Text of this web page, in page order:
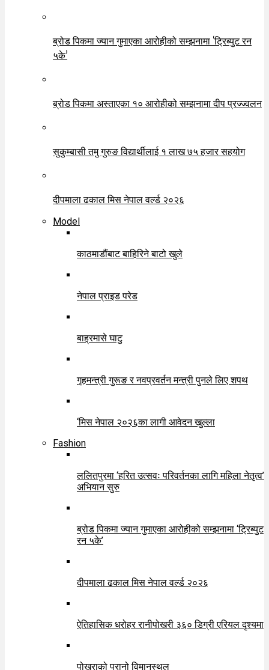
ब्रोड पिकमा ज्यान गुमाएका आरोहीको सम्झनामा ‘ट्रिब्युट रन
५के’
ब्रोड पिकमा अस्ताएका १० आरोहीको सम्झनामा दीप प्रज्ज्वलन
सुकुम्बासी तमु गुरुङ विद्यार्थीलाई १ लाख ७५ हजार सहयोग
दीपमाला ढकाल मिस नेपाल वर्ल्ड २०२६
Model
काठमाडौंबाट बाहिरिने बाटो खुले
नेपाल प्राइड परेड
बाह्रमासे घाटु
गृहमन्त्री गुरूङ र नवप्रवर्तन मन्त्री पुनले लिए शपथ
‘मिस नेपाल २०२६का लागी आवेदन खुल्ला
Fashion
ललितपुरमा ‘हरित उत्सवः परिवर्तनका लागि महिला नेतृत्व’
अभियान सुरु
ब्रोड पिकमा ज्यान गुमाएका आरोहीको सम्झनामा ‘ट्रिब्युट
रन ५के’
दीपमाला ढकाल मिस नेपाल वर्ल्ड २०२६
ऐतिहासिक धरोहर रानीपोखरी ३६० डिग्री एरियल दृश्यमा
पोखराको पुरानो विमानस्थल